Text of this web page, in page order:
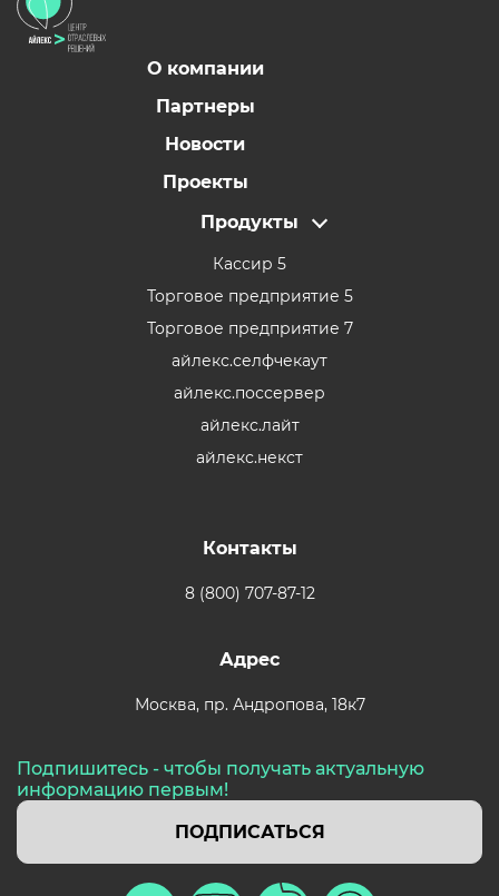
О компании
Партнеры
Новости
Проекты
Продукты
Кассир 5
Торговое предприятие 5
Торговое предприятие 7
айлекс.селфчекаут
айлекс.поссервер
айлекс.лайт
айлекс.некст
Контакты
8 (800) 707-87-12
Адрес
Москва,пр. Андропова, 18к7
Подпишитесь - чтобы получать актуальную
информацию первым!
ПОДПИСАТЬСЯ